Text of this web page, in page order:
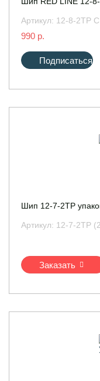
Артикул: 12-8-2ТР
990 р.
Подписаться
Шип 12-7-2ТР
Артикул: 12-7-2ТР
Заказать